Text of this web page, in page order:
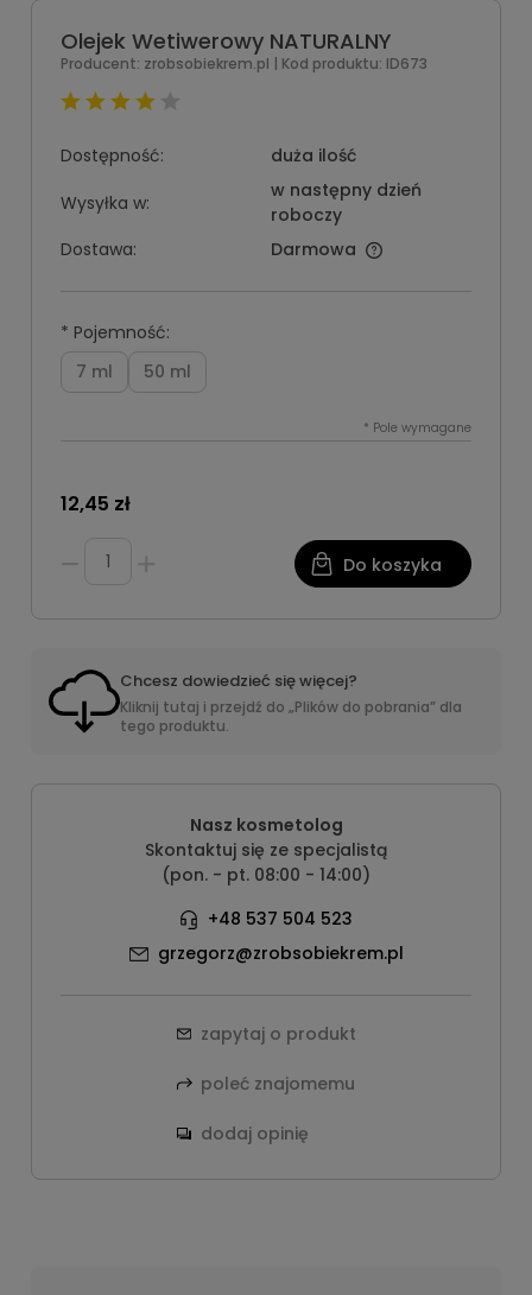
Olejek Wetiwerowy NATURALNY
Producent: zrobsobiekrem.pl | Kod produktu: ID673
Dostępność:
duża ilość
Wysyłka w:
w następny dzień
roboczy
Dostawa:
Darmowa
* Pojemność:
7 ml
50 ml
* Pole wymagane
12,45 zł
Do koszyka
Chcesz dowiedzieć się więcej?
Kliknij tutaj i przejdź do „Plików do pobrania” dla
tego produktu.
Nasz kosmetolog
Skontaktuj się ze specjalistą
(pon. - pt. 08:00 - 14:00)
+48 537 504 523
grzegorz@zrobsobiekrem.pl
zapytaj o produkt
poleć znajomemu
dodaj opinię